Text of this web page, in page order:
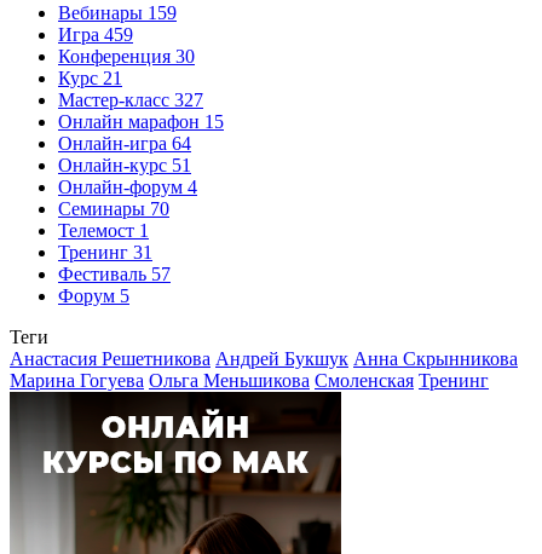
Вебинары 159
Игра 459
Конференция 30
Курс 21
Мастер-класс 327
Онлайн марафон 15
Онлайн-игра 64
Онлайн-курс 51
Онлайн-форум 4
Семинары 70
Телемост 1
Тренинг 31
Фестиваль 57
Форум 5
Теги
Анастасия Решетникова Андрей Букшук Анна Скрынникова
Марина Гогуева Ольга Меньшикова Смоленская Тренинг